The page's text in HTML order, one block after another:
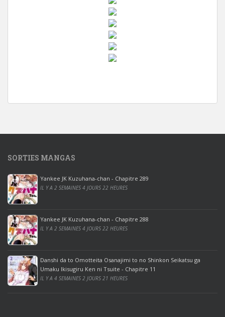
d
0
p
r
o
o
ff
i
c
e
2
0
1
SORTIES MANGAS
Yankee JK Kuzuhana-chan - Chapitre 289
IL Y A 2 SEMAINES 4 JOURS 22 HEURES
Yankee JK Kuzuhana-chan - Chapitre 288
IL Y A 2 SEMAINES 4 JOURS 22 HEURES
Danshi da to Omotteita Osanajimi to no Shinkon Seikatsu ga
Umaku Ikisugiru Ken ni Tsuite - Chapitre 11
IL Y A 4 SEMAINES 2 JOURS 21 HEURES